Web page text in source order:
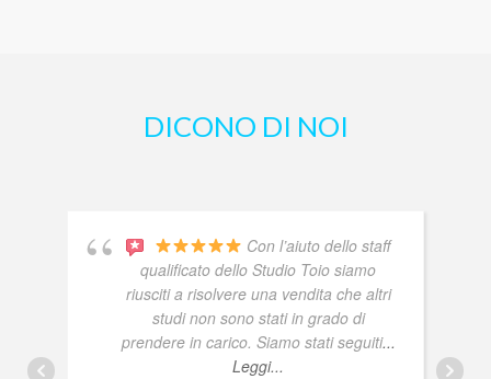
DICONO DI NOI
Con l’aiuto dello staff
qualificato dello Studio Toio siamo
riusciti a risolvere una vendita che altri
studi non sono stati in grado di
prendere in carico. Siamo stati seguiti...
Leggi...